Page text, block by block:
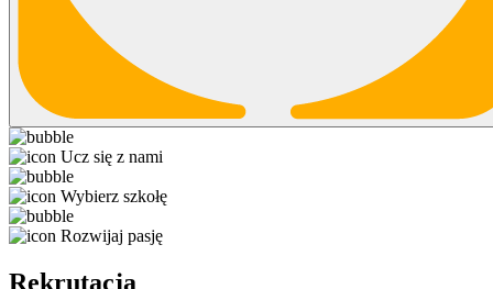
Ucz się z nami
Wybierz szkołę
Rozwijaj pasję
Rekrutacja